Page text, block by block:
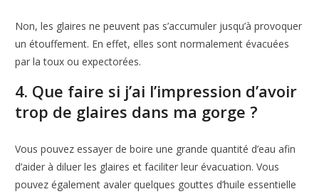
Non, les glaires ne peuvent pas s’accumuler jusqu’à provoquer
un étouffement. En effet, elles sont normalement évacuées
par la toux ou expectorées.
4. Que faire si j’ai l’impression d’avoir
trop de glaires dans ma gorge ?
Vous pouvez essayer de boire une grande quantité d’eau afin
d’aider à diluer les glaires et faciliter leur évacuation. Vous
pouvez également avaler quelques gouttes d’huile essentielle